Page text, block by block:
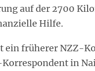
auf der 2700
Hilfe.
ein früherer NZZ-
in